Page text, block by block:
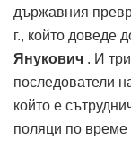
държавния
г., който доведе
Янукович . И
последователи
който е
поляци по време